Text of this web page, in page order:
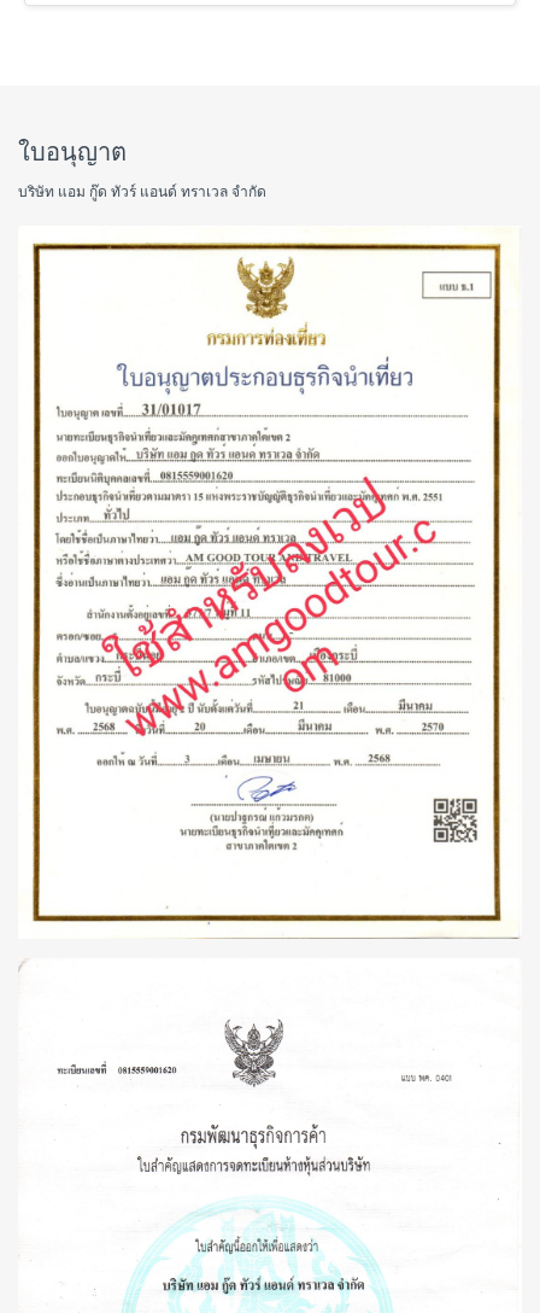
ใบอนุญาต
บริษัท แอม กู๊ด ทัวร์ แอนด์ ทราเวล จำกัด